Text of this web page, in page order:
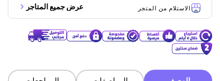
الاستلام من المتجر عرض جميع المتاجر